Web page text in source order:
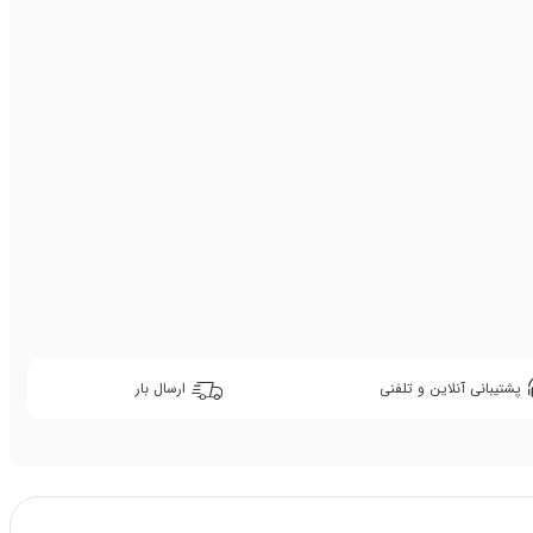
پشتیبانی آنلاین و تلفنی ارسال بار